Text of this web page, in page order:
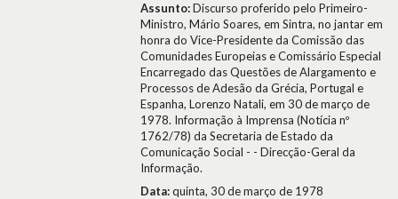
Assunto:Discurso proferido pelo Primeiro-
Ministro, Mário Soares, em Sintra, no jantar em
honra do Vice-Presidente da Comissão das
Comunidades Europeias e Comissário Especial
Encarregado das Questões de Alargamento e
Processos de Adesão da Grécia, Portugal e
Espanha, Lorenzo Natali, em 30 de março de
1978. Informação à Imprensa (Notícia nº
1762/78) da Secretaria de Estado da
Comunicação Social - - Direcção-Geral da
Informação.
Data:quinta, 30 de março de 1978